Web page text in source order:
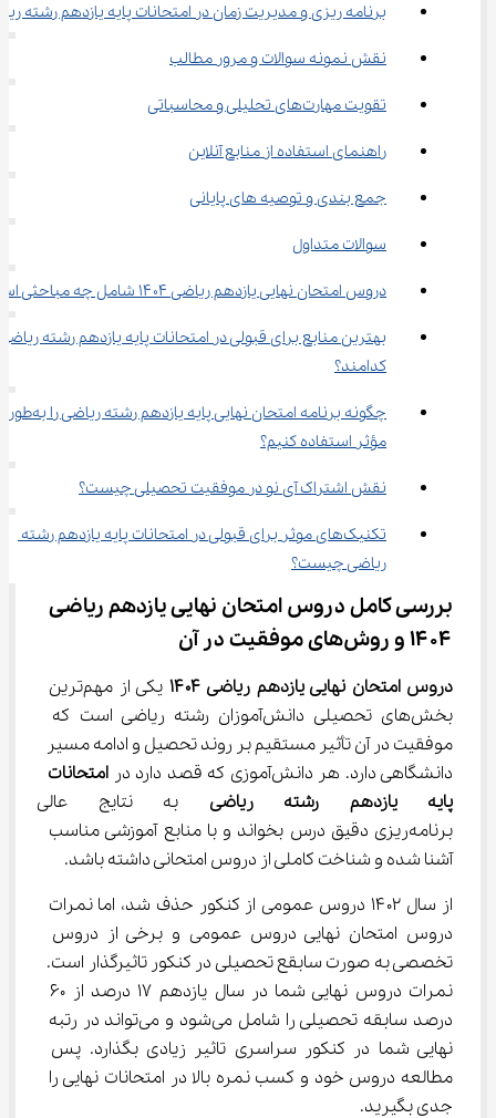
برنامه ریزی و مدیریت زمان در امتحانات پایه یازدهم رشته
نقش نمونه سوالات و مرور مطالب
تقویت مهارت‌های تحلیلی و محاسباتی
راهنمای استفاده از منابع آنلاین
جمع بندی و توصیه های پایانی
سوالات متداول
دروس امتحان نهایی یازدهم ریاضی ۱۴۰۴ شامل چه مباحثی است؟
بهترین منابع برای قبولی در امتحانات پایه یازدهم رشته
کدامند؟
چگونه برنامه امتحان نهایی پایه یازدهم رشته ریاضی را به‌طور
مؤثر استفاده کنیم؟
نقش اشتراک آی نو در موفقیت تحصیلی چیست؟
تکنیک‌های موثر برای قبولی در امتحانات پایه یازدهم رشته
ریاضی چیست؟
بررسی کامل دروس امتحان نهایی یازدهم ریاضی
۱۴۰۴ و روش‌های موفقیت در آن‌
دروس امتحان نهایی یازدهم ریاضی ۱۴۰۴
یکی از مهم‌ترین
بخش‌های تحصیلی دانش‌آموزان رشته ریاضی است که
موفقیت در آن تأثیر مستقیم بر روند تحصیل و ادامه مسیر
دانشگاهی دارد. هر دانش‌آموزی که قصد دارد در
امتحانات
پایه یازدهم رشته ریاضی به نتایج عالی
برنامه‌ریزی دقیق درس بخواند و با منابع آموزشی مناسب
آشنا شده و شناخت کاملی از دروس امتحانی داشته باشد.
از سال ۱۴۰۲ دروس عمومی از کنکور حذف شد، اما نمرات
دروس امتحان نهایی دروس عمومی و برخی از دروس
تخصصی به صورت سابقع تحصیلی در کنکور تاثیرگذار است.
نمرات دروس نهایی شما در سال یازدهم ۱۷ درصد از ۶۰
درصد سابقه تحصیلی را شامل می‌شود و می‌تواند در رتبه
نهایی شما در کنکور سراسری تاثیر زیادی بگذارد. پس
مطالعه دروس خود و کسب نمره بالا در امتحانات نهایی را
جدی بگیرید.